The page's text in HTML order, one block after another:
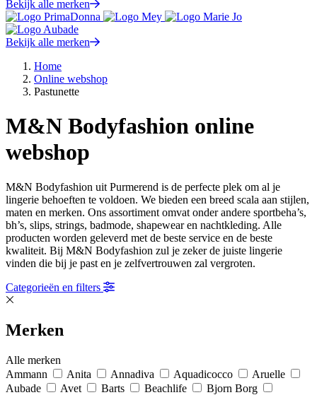
Bekijk alle merken
Bekijk alle merken
Home
Online webshop
Pastunette
M&N Bodyfashion online
webshop
M&N Bodyfashion uit Purmerend is de perfecte plek om al je
lingerie behoeften te voldoen. We bieden een breed scala aan stijlen,
maten en merken. Ons assortiment omvat onder andere sportbeha’s,
bh’s, slips, strings, badmode, shapewear en nachtkleding. Alle
producten worden geleverd met de beste service en de beste
kwaliteit. Bij M&N Bodyfashion zul je zeker de juiste lingerie
vinden die bij je past en je zelfvertrouwen zal vergroten.
Categorieën en filters
Merken
Alle merken
Ammann
Anita Annadiva Aquadicocco
Aruelle
Aubade
Avet Barts Beachlife
Bjorn Borg